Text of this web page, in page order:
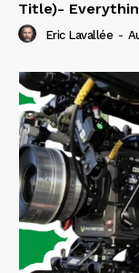
Title)-
Eric Lavallée -